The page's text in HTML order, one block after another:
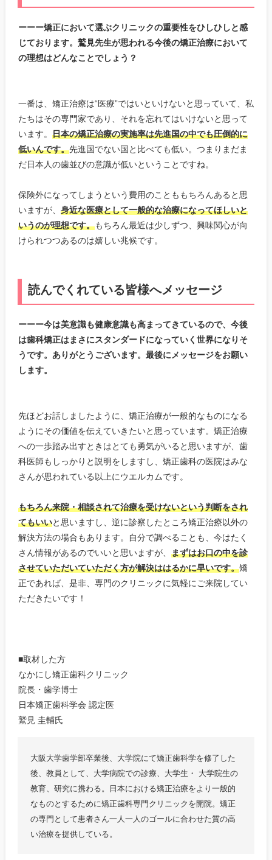
ーーー矯正において選ぶクリニックの重要性をひしひしと感
じております。鷲見先生が思われる今後の矯正治療において
の理想はどんなことでしょう？
一番は、矯正治療は“医療”ではいといけないと思っていて、私
たちはその専門家であり、それを忘れてはいけないと思って
います。 日本の矯正治療の実施率は先進国の中でも圧倒的に
低いんです。先進国でない国と比べても低い。つまりまだま
だ日本人の歯並びの意識が低いということですね。
保険外になってしまうという費用のことももちろんあると思
いますが、 身近な医療として一般的な治療になってほしいと
いうのが理想です。もちろん最近は少しずつ、興味関心が向
けられつつあるのは嬉しい兆候です。
読んでくれている皆様へメッセージ
ーーー今は美意識も健康意識も高まってきているので、今後
は歯科矯正はまさにスタンダードになっていく世界になりそ
うです。ありがとうございます。最後にメッセージをお願い
します。
先ほどお話しましたように、矯正治療が一般的なものになる
ようにその価値を伝えていきたいと思っています。矯正治療
への一歩踏み出すときはとても勇気がいると思いますが、歯
科医師もしっかりと説明をしますし、矯正歯科の医院はみな
さんが思われている以上にウエルカムです。
もちろん来院・相談されて治療を受けないという判断をされ
てもいいと思いますし、逆に診察したところ矯正治療以外の
解決方法の場合もあります。自分で調べることも、今はたく
さん情報があるのでいいと思いますが、 まずはお口の中を診
させていただいていただく方が解決ははるかに早いです。矯
正であれば、是非、専門のクリニックに気軽にご来院してい
ただきたいです！
■取材した方
なかにし矯正歯科クリニック
院長・⻭学博士
日本矯正⻭科学会 認定医
鷲見 圭輔氏
大阪大学⻭学部卒業後、大学院にて矯正⻭科学を修了した
後、教員として、大学病院での診療、大学生・ 大学院生の
教育、研究に携わる。日本における矯正治療をより一般的
なものとするために矯正⻭科専門クリニックを開院。矯正
の専門として患者さん一人一人のゴールに合わせた質の高
い治療を提供している。